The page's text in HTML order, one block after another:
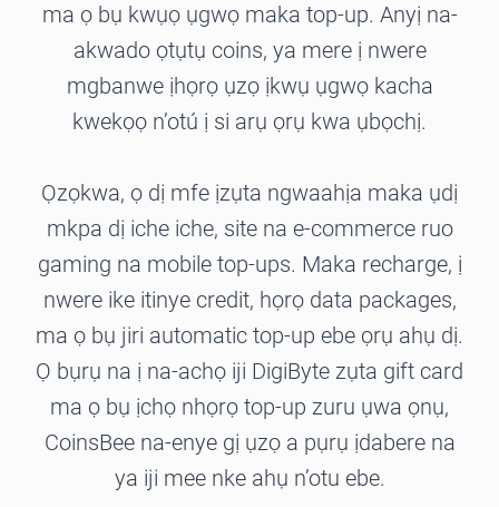
ma ọ bụ kwụọ ụgwọ maka top-up. Anyị na-
akwado ọtụtụ coins, ya mere ị nwere
mgbanwe ịhọrọ ụzọ ịkwụ ụgwọ kacha
kwekọọ n’otú ị si arụ ọrụ kwa ụbọchị.
Ọzọkwa, ọ dị mfe ịzụta ngwaahịa maka ụdị
mkpa dị iche iche, site na e-commerce ruo
gaming na mobile top-ups. Maka recharge, ị
nwere ike itinye credit, họrọ data packages,
ma ọ bụ jiri automatic top-up ebe ọrụ ahụ dị.
Ọ bụrụ na ị na-achọ iji DigiByte zụta gift card
ma ọ bụ ịchọ nhọrọ top-up zuru ụwa ọnụ,
CoinsBee na-enye gị ụzọ a pụrụ ịdabere na
ya iji mee nke ahụ n’otu ebe.